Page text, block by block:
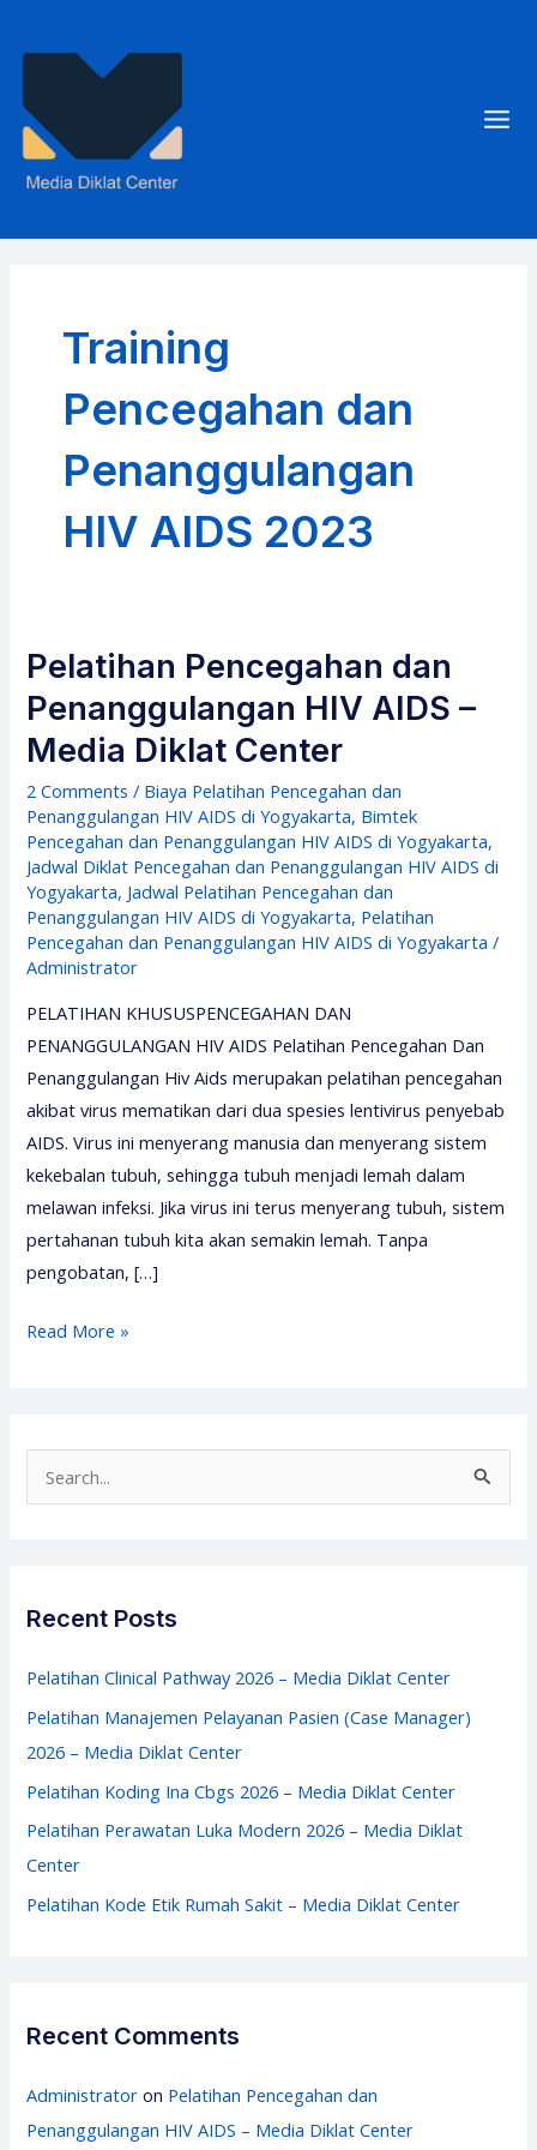
Training
Pencegahan dan
Penanggulangan
HIV AIDS 2023
Pelatihan Pencegahan dan
Penanggulangan HIV AIDS –
Media Diklat Center
2 Comments / Biaya Pelatihan Pencegahan dan
Penanggulangan HIV AIDS di Yogyakarta, Bimtek
Pencegahan dan Penanggulangan HIV AIDS di Yogyakarta,
Jadwal Diklat Pencegahan dan Penanggulangan HIV AIDS di
Yogyakarta, Jadwal Pelatihan Pencegahan dan
Penanggulangan HIV AIDS di Yogyakarta, Pelatihan
Pencegahan dan Penanggulangan HIV AIDS di Yogyakarta /
Administrator
PELATIHAN KHUSUSPENCEGAHAN DAN
PENANGGULANGAN HIV AIDS Pelatihan Pencegahan Dan
Penanggulangan Hiv Aids merupakan pelatihan pencegahan
akibat virus mematikan dari dua spesies lentivirus penyebab
AIDS. Virus ini menyerang manusia dan menyerang sistem
kekebalan tubuh, sehingga tubuh menjadi lemah dalam
melawan infeksi. Jika virus ini terus menyerang tubuh, sistem
pertahanan tubuh kita akan semakin lemah. Tanpa
pengobatan, […]
Pelatihan
AIDS
Center
Read More »
e
f
o
r
Recent Posts
Pelatihan Clinical Pathway 2026 – Media Diklat Center
Pelatihan Manajemen Pelayanan Pasien (Case Manager)
2026 – Media Diklat Center
Pelatihan Koding Ina Cbgs 2026 – Media Diklat Center
Pelatihan Perawatan Luka Modern 2026 – Media Diklat
Center
Pelatihan Kode Etik Rumah Sakit – Media Diklat Center
Recent Comments
Administrator on Pelatihan Pencegahan dan
Penanggulangan HIV AIDS – Media Diklat Center